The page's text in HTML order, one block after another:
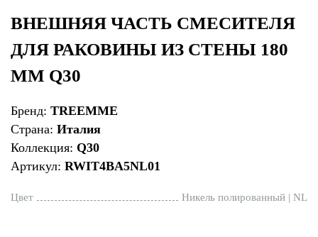
ВНЕШНЯЯ ЧАСТЬ СМЕСИТЕЛЯ
ДЛЯ РАКОВИНЫ ИЗ СТЕНЫ 180
ММ Q30
Бренд: TREEMME
Страна: Италия
Коллекция: Q30
Артикул: RWIT4BA5NL01
Цвет Никель полированный | NL